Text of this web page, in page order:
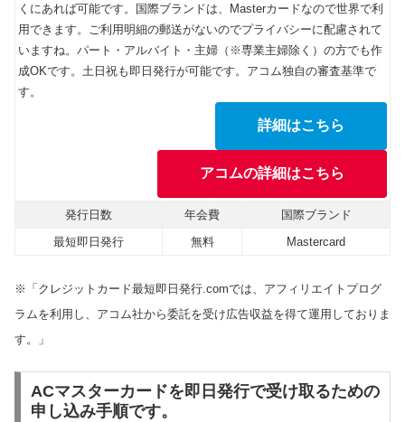
くにあれば可能です。国際ブランドは、Masterカードなので世界で利
用できます。ご利用明細の郵送がないのでプライバシーに配慮されて
いますね。パート・アルバイト・主婦（※専業主婦除く）の方でも作
成OKです。土日祝も即日発行が可能です。アコム独自の審査基準で
す。
詳細はこちら
アコムの詳細はこちら
発行日数 年会費
国際ブランド
最短即日発行
無料 Mastercard
※「クレジットカード最短即日発行.comでは、アフィリエイトプログ
ラムを利用し、アコム社から委託を受け広告収益を得て運用しておりま
す。」
ACマスターカードを即日発行で受け取るための
申し込み手順です。